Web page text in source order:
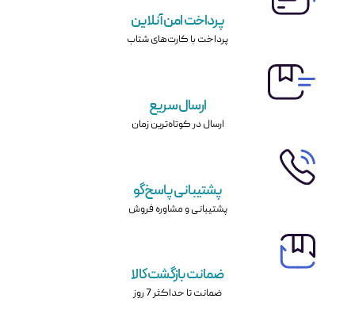
پرداخت امن آنلاین
پرداخت با کارت‌های شتاب
ارسال سریع
ارسال در کوتاه‌ترین زمان
پشتیبانی پاسخ‌گو
پشتیبانی و مشاوره فروش
ضمانت بازگشت کالا
ضمانت تا حداکثر 7 روز